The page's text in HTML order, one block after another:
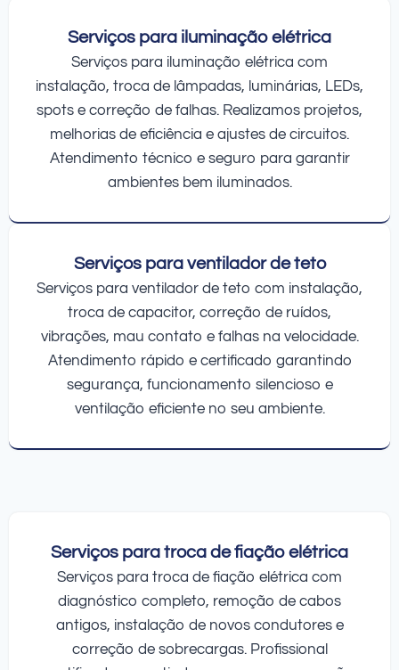
Serviços para iluminação elétrica
Serviços para iluminação elétrica com
instalação, troca de lâmpadas, luminárias, LEDs,
spots e correção de falhas. Realizamos projetos,
melhorias de eficiência e ajustes de circuitos.
Atendimento técnico e seguro para garantir
ambientes bem iluminados.
Serviços para ventilador de teto
Serviços para ventilador de teto com instalação,
troca de capacitor, correção de ruídos,
vibrações, mau contato e falhas na velocidade.
Atendimento rápido e certificado garantindo
segurança, funcionamento silencioso e
ventilação eficiente no seu ambiente.
Serviços para troca de fiação elétrica
Serviços para troca de fiação elétrica com
diagnóstico completo, remoção de cabos
antigos, instalação de novos condutores e
correção de sobrecargas. Profissional